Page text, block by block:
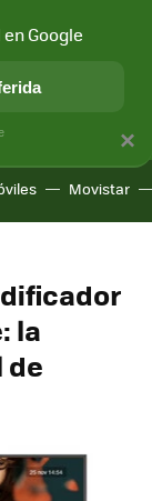
Movistar
la
de
×
Google